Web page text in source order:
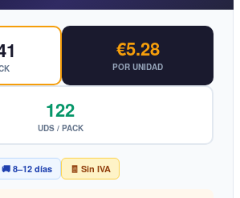
€5.28
POR UNIDAD
122
UDS / PACK
🚚 8–12 días 🧾 Sin IVA